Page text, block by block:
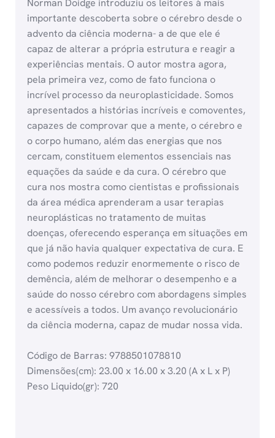
Norman Doidge introduziu os leitores à mais
importante descoberta sobre o cérebro desde o
advento da ciência moderna- a de que ele é
capaz de alterar a própria estrutura e reagir a
experiências mentais. O autor mostra agora,
pela primeira vez, como de fato funciona o
incrível processo da neuroplasticidade. Somos
apresentados a histórias incríveis e comoventes,
capazes de comprovar que a mente, o cérebro e
o corpo humano, além das energias que nos
cercam, constituem elementos essenciais nas
equações da saúde e da cura. O cérebro que
cura nos mostra como cientistas e profissionais
da área médica aprenderam a usar terapias
neuroplásticas no tratamento de muitas
doenças, oferecendo esperança em situações em
que já não havia qualquer expectativa de cura. E
como podemos reduzir enormemente o risco de
demência, além de melhorar o desempenho e a
saúde do nosso cérebro com abordagens simples
e acessíveis a todos. Um avanço revolucionário
da ciência moderna, capaz de mudar nossa vida.
Código de Barras: 9788501078810
Dimensões(cm): 23.00 x 16.00 x 3.20 (A x L x P)
Peso Liquido(gr): 720